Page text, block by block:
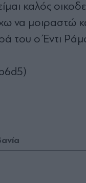
καλός
να μοιραστώ
του ο Έντι